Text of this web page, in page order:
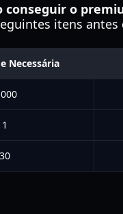
conseguir o
itens
Necessária
1
30